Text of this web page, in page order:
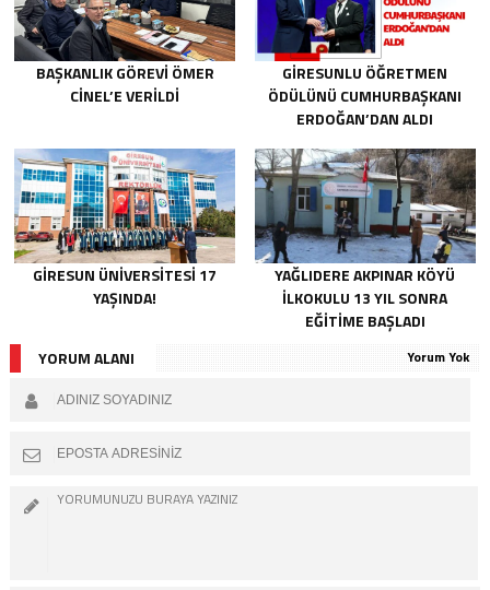
BAŞKANLIK GÖREVI ÖMER
CINEL’E VERILDI
GIRESUNLU ÖĞRETMEN
ÖDÜLÜNÜ CUMHURBAŞKANI
ERDOĞAN’DAN ALDI
GIRESUN ÜNIVERSITESI 17
YAŞINDA!
YAĞLIDERE AKPINAR KÖYÜ
İLKOKULU 13 YIL SONRA
EĞITIME BAŞLADI
YORUM ALANI
Yorum Yok